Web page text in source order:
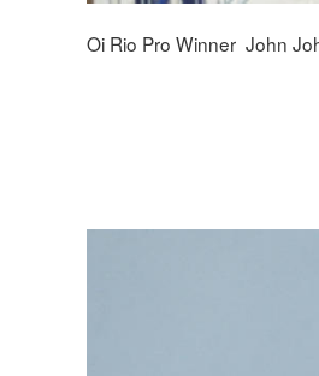
Oi Rio Pro Winner John